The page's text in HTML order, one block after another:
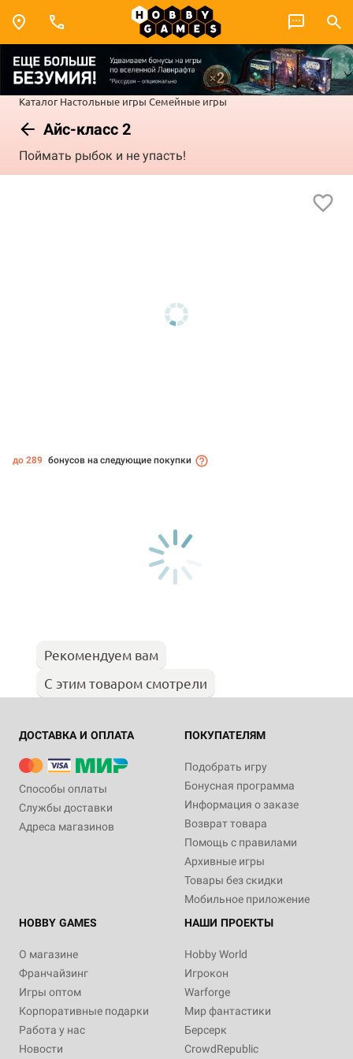
Каталог Настольные игры Семейные игры
Айс-класс 2
Поймать рыбок и не упасть!
до 289 бонусов на следующие покупки
Рекомендуем вам
С этим товаром смотрели
ДОСТАВКА И ОПЛАТА
Способы оплаты
Службы доставки
Адреса магазинов
ПОКУПАТЕЛЯМ
Подобрать игру
Бонусная программа
Информация о заказе
Возврат товара
Помощь с правилами
Архивные игры
Товары без скидки
Мобильное приложение
HOBBY GAMES
О магазине
Франчайзинг
Игры оптом
Корпоративные подарки
Работа у нас
Новости
НАШИ ПРОЕКТЫ
Hobby World
Игрокон
Warforge
Мир фантастики
Берсерк
CrowdRepublic